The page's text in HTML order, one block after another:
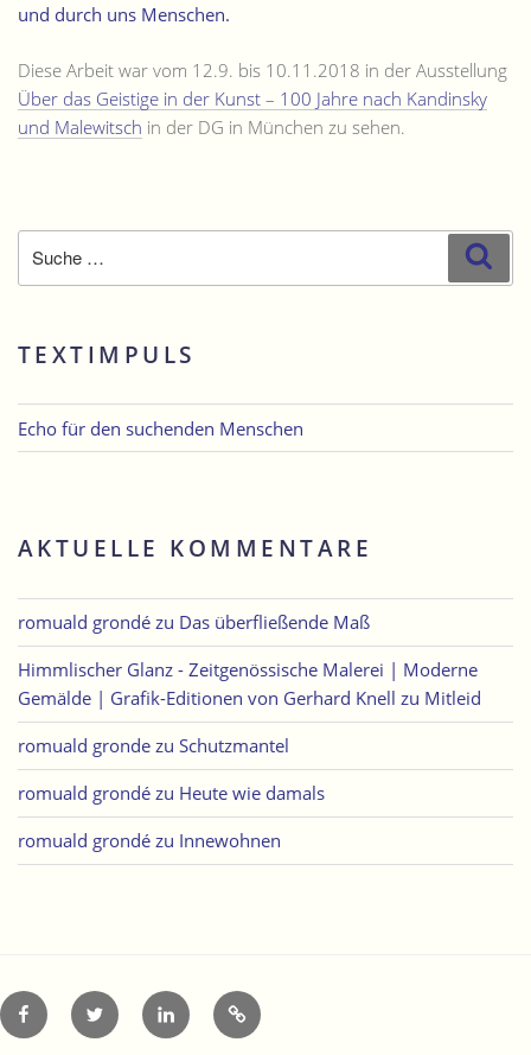
und durch uns Menschen.
Diese Arbeit war vom 12.9. bis 10.11.2018 in der Ausstellung
Über das Geistige in der Kunst – 100 Jahre nach Kandinsky
und Malewitsch in der DG in München zu sehen.
nach:
TEXTIMPULS
Echo für den suchenden Menschen
AKTUELLE KOMMENTARE
romuald grondé zu Das überfließende Maß
Himmlischer Glanz - Zeitgenössische Malerei | Moderne
Gemälde | Grafik-Editionen von Gerhard Knell zu Mitleid
romuald gronde zu Schutzmantel
romuald grondé zu Heute wie damals
romuald grondé zu Innewohnen
FacebookTwitter LinkedInXing